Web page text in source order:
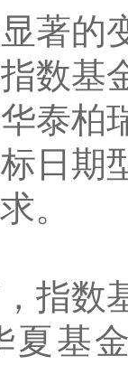
著的
数基
泰柏
日期
。
指数
夏基